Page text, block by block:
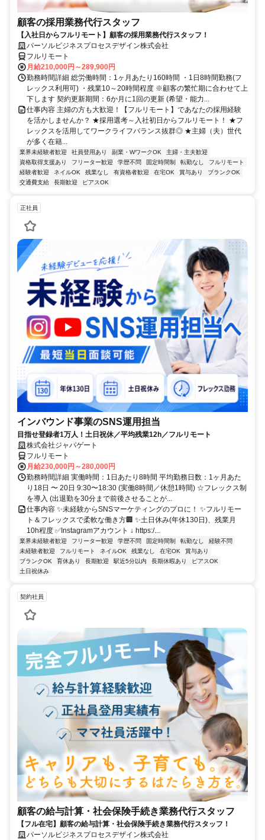
顧客の採用業務代行スタッフ
【入社日からフルリモート】顧客の採用業務代行スタッフ！
パーソルビジネスプロセスデザイン株式会社
フルリモート
月給210,000円～289,900円
勤務時間詳細 総労働時間：1ヶ月あたり160時間 ・1日8時間勤務(フ
レックス利用可) ・残業10～20時間程度 ※顧客の繁忙期に合わせて上
下します 契約更新期間：6か月に1回の更新 (希望・能力...
仕事内容 主婦の方も大歓迎！【フルリモート】であなたの採用経験
を活かしませんか？ ★採用選考～入社初日からフルリモート！ ★フ
レックスを活用してワークライフバランス抜群◎ ★主婦（夫）世代
が多く在籍...
業界未経験者歓迎 社員登用あり 副業・WワークOK
主婦・主夫歓迎
資格取得支援あり
フリーター歓迎 学歴不問 固定時間制 転勤なし
フルリモート
経験者歓迎
ネイルOK 残業なし 有資格者歓迎 在宅OK 賞与あり
ブランクOK
交通費支給
長期歓迎 ピアスOK
正社員
インバウンド事業のSNS運用担当
目指せ登録者1万人！土日祝休／平均残業12h／フルリモート
株式会社ジャパゲート
フルリモート
月給230,000円～280,000円
勤務時間詳細 実働時間：1日あたり8時間 平均勤務日数：1ヶ月あた
り18日 〜 20日 9:30〜18:30 (実働8時間／休憩1時間) ☆フレックス制
を導入 (出退勤を30分まで前後させることが...
仕事内容 ✨未経験からSNSマーケティングのプロに！ ✨フルリモー
ト＆フレックスで柔軟な働き方🏢 ✨土日休み(年休130日)、残業月
10h程度 ✅Instagramアカウント ↓ https:/...
業界未経験者歓迎 フリーター歓迎 学歴不問 固定時間制 転勤なし
経験不問
未経験者歓迎
フルリモート ネイルOK 残業なし 在宅OK
賞与あり
ブランクOK
育休あり 長期歓迎 駅近5分以内 長期休暇あり
ピアスOK
土日祝休み
契約社員
顧客の給与計算・社会保険手続き業務代行スタッフ
【フル在宅】顧客の給与計算・社会保険手続き業務代行スタッフ！
パーソルビジネスプロセスデザイン株式会社